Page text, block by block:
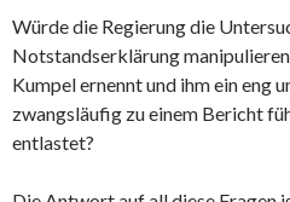
Würde die Regierung die
Notstandserklärung
Kumpel ernennt und ihm ein eng
zwangsläufig zu einem Bericht
entlastet?